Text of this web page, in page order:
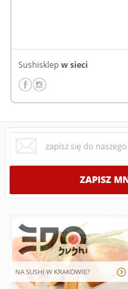
Sushisklep w sieci
NA SUSHI W KRAKOWIE?